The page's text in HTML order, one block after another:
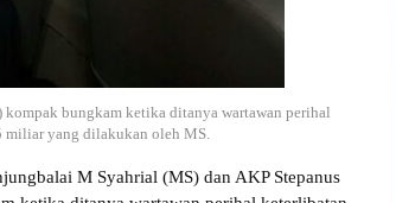
bungkam ketika ditanya wartawan perihal
miliar yang dilakukan oleh MS.
M Syahrial (MS) dan AKP Stepanus